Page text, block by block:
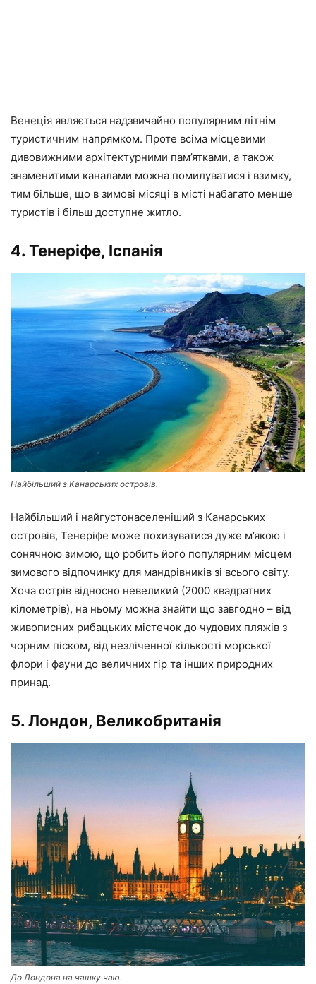
Венеція являється надзвичайно популярним літнім
туристичним напрямком. Проте всіма місцевими
дивовижними архітектурними пам’ятками, а також
знаменитими каналами можна помилуватися і взимку,
тим більше, що в зимові місяці в місті набагато менше
туристів і більш доступне житло.
4. Тенеріфе, Іспанія
Найбільший з Канарських островів.
Найбільший і найгустонаселеніший з Канарських
островів, Тенеріфе може похизуватися дуже м’якою і
сонячною зимою, що робить його популярним місцем
зимового відпочинку для мандрівників зі всього світу.
Хоча острів відносно невеликий (2000 квадратних
кілометрів), на ньому можна знайти що завгодно – від
живописних рибацьких містечок до чудових пляжів з
чорним піском, від незліченної кількості морської
флори і фауни до величних гір та інших природних
принад.
5. Лондон, Великобританія
До Лондона на чашку чаю.